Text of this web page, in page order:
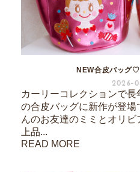
NEW合皮バッグ
2026-
カーリーコレクションで
の合皮バッグに新作が登場
んのお友達のミミとオリ
上品...
READ MORE